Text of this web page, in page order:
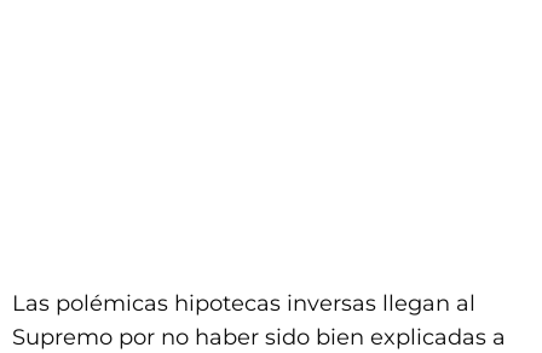
Las polémicas hipotecas inversas llegan al
Supremo por no haber sido bien explicadas a